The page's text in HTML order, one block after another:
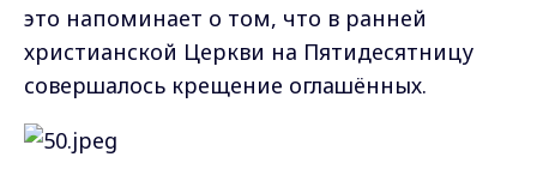
это напоминает о том, что в ранней
христианской Церкви на Пятидесятницу
совершалось крещение оглашённых.